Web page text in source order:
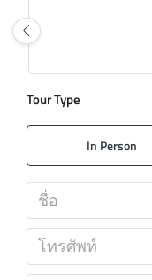
Tour Type
In Person